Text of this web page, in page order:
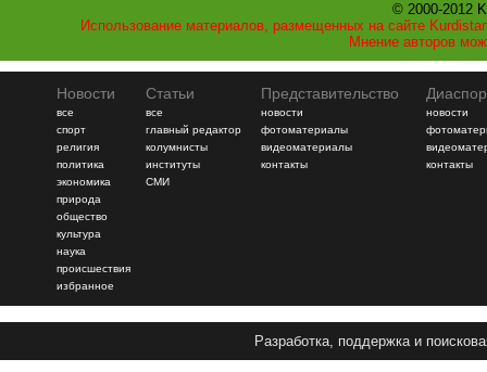
© 2000-2012
Использование материалов, размещенных на сайте
Мнение авторов
Новости
все
спорт
религия
политика
экономика
природа
общество
культура
наука
происшествия
избранное
Статьи
все
главный редактор
колумнисты
институты
СМИ
Представительство
новости
фотоматериалы
видеоматериалы
контакты
новости
контакты
Разработка, поддержка и